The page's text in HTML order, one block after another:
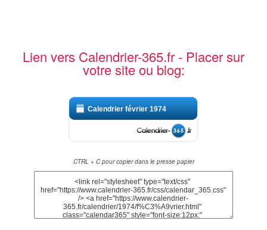
Lien vers Calendrier-365.fr - Placer sur
votre site ou blog:
Calendrier février 1974
CTRL + C pour copier dans le presse papier